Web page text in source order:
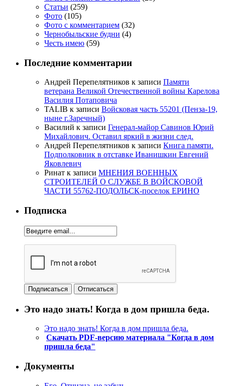
Статьи (259)
Фото (105)
Фото с комментарием (32)
Чернобыльские будни (4)
Честь имею (59)
Последние комментарии
Андрей Перепелятников к записи Памяти
ветерана Великой Отечественной войны Карелова
Василия Потаповича
TALIB к записи Войсковая часть 55201 (Пенза-19,
ныне г.Заречный)
Василий к записи Генерал-майор Савинов Юрий
Михайлович. Оставил яркий в жизни след.
Андрей Перепелятников к записи Книга памяти.
Подполковник в отставке Иванишкин Евгений
Яковлевич
Ринат к записи МНЕНИЯ ВОЕННЫХ
СТРОИТЕЛЕЙ О СЛУЖБЕ В ВОЙСКОВОЙ
ЧАСТИ 55762-ПОДОЛЬСК-поселок ЕРИНО
Подписка
Это надо знать! Когда в дом пришла беда.
Это надо знать! Когда в дом пришла беда.
Скачать PDF-версию материала "Когда в дом
пришла беда"
Документы